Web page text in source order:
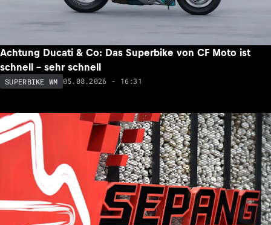
Achtung Ducati & Co: Das Superbike von CF Moto ist
schnell – sehr schnell
SUPERBIKE WM 05.08.2026 - 16:31